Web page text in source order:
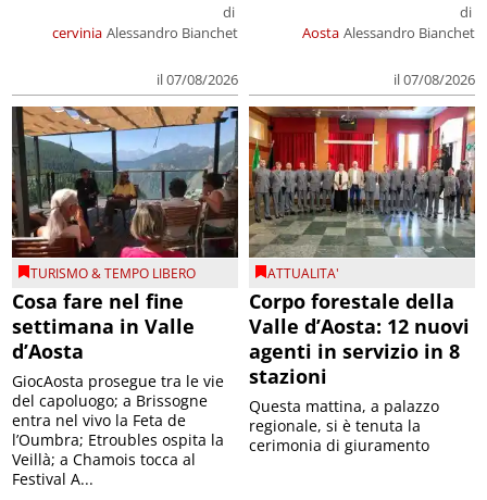
cervinia
di
Alessandro Bianchet
il 07/08/2026
Aosta
di
Alessandro Bianchet
il 07/08/2026
TURISMO & TEMPO LIBERO
Cosa fare nel fine
settimana in Valle
d’Aosta
GiocAosta prosegue tra le vie
del capoluogo; a Brissogne
entra nel vivo la Feta de
l’Oumbra; Etroubles ospita la
Veillà; a Chamois tocca al
Festival A...
ATTUALITA'
Corpo forestale della
Valle d’Aosta: 12 nuovi
agenti in servizio in 8
stazioni
Questa mattina, a palazzo
regionale, si è tenuta la
cerimonia di giuramento